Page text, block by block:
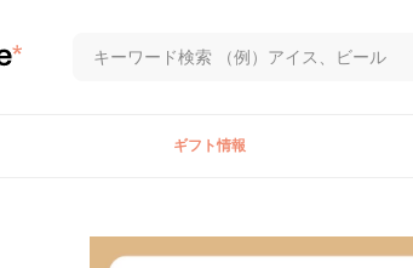
ギフト情報